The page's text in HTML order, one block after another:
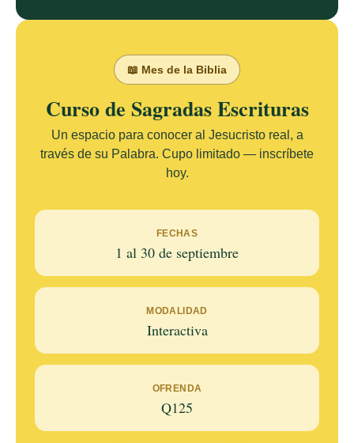
📖 Mes de la Biblia
Curso de Sagradas Escrituras
Un espacio para conocer al Jesucristo real, a
través de su Palabra. Cupo limitado — inscríbete
hoy.
FECHAS
1 al 30 de septiembre
MODALIDAD
Interactiva
OFRENDA
Q125